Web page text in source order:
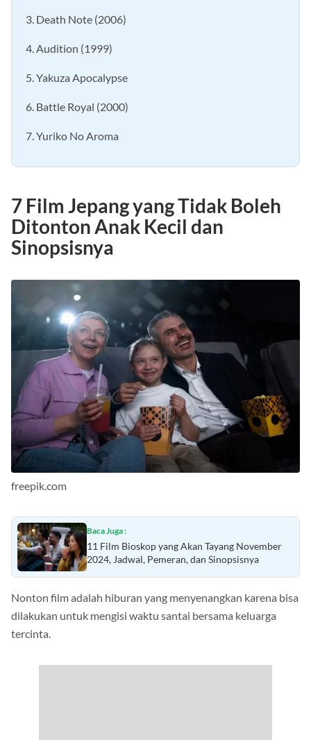
3. Death Note (2006)
4. Audition (1999)
5. Yakuza Apocalypse
6. Battle Royal (2000)
7. Yuriko No Aroma
7 Film Jepang yang Tidak Boleh
Ditonton Anak Kecil dan
Sinopsisnya
freepik.com
Baca Juga :
11 Film Bioskop yang Akan Tayang November
2024, Jadwal, Pemeran, dan Sinopsisnya
Nonton film adalah hiburan yang menyenangkan karena bisa
dilakukan untuk mengisi waktu santai bersama keluarga
tercinta.